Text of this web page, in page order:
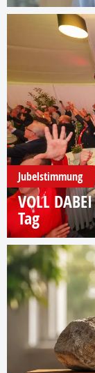
Jubelstimmung
VOLL
Tag